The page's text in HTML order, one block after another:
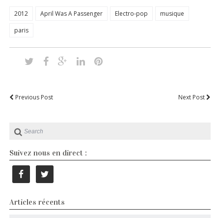
2012 April Was A Passenger Electro-pop
musique
paris
Previous Post Next Post
Suivez nous en direct :
Articles récents